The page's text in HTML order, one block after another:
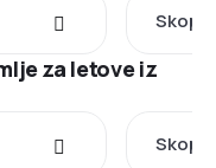
za letove iz